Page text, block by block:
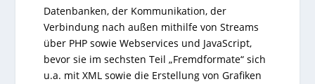
Datenbanken, der Kommunikation, der
Verbindung nach außen mithilfe von Streams
über PHP sowie Webservices und JavaScript,
bevor sie im sechsten Teil „Fremdformate“ sich
u.a. mit XML sowie die Erstellung von Grafiken